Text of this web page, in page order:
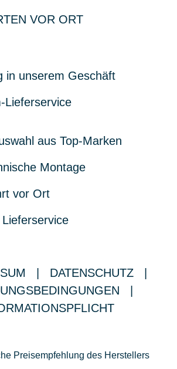
VOR ORT
in unserem Geschäft
Lieferservice
aus Top-Marken
Montage
vor Ort
DATENSCHUTZ
Preisempfehlung des Herstellers